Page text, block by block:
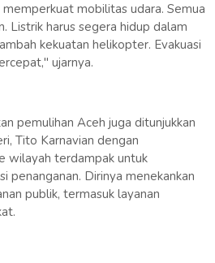
mobilitas udara. Semua
Listrik harus segera hidup dalam
kekuatan helikopter. Evakuasi
ujarnya.
pemulihan Aceh juga ditunjukkan
Tito Karnavian dengan
wilayah terdampak untuk
penanganan. Dirinya menekankan
publik, termasuk layanan